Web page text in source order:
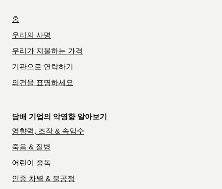
홈
우리의 사명
우리가 지불하는 가격
기관으로 연락하기
의견을 표명하세요
담배 기업의 악영향 알아보기
영향력, 조작 & 속임수
죽음 & 질병
어린이 중독
인종 차별 & 불공정